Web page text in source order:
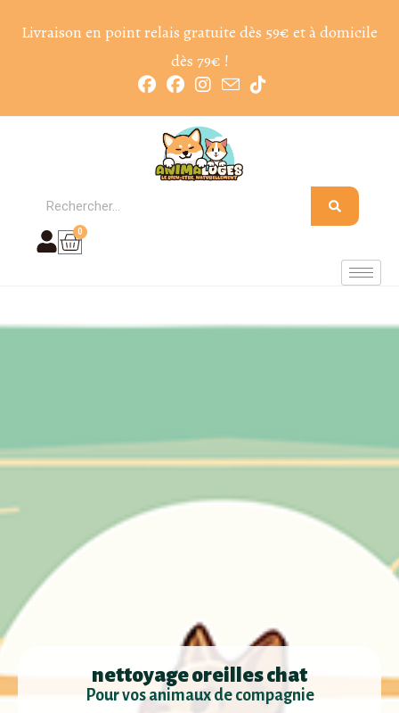
Livraison en point relais gratuite dès 59€ et à domicile
dès 79€ !
0
nettoyage oreilles chat
Pour vos animaux de compagnie